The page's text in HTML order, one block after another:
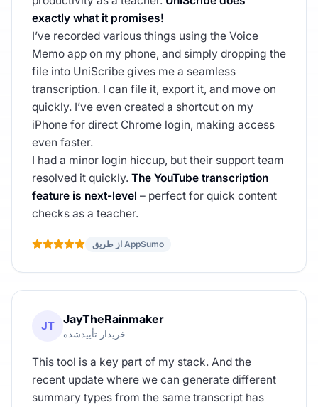
exactly what it promises!
I’ve recorded various things using the Voice
Memo app on my phone, and simply dropping the
file into UniScribe gives me a seamless
transcription. I can file it, export it, and move on
quickly. I’ve even created a shortcut on my
iPhone for direct Chrome login, making access
even faster.
I had a minor login hiccup, but their support team
resolved it quickly. The YouTube transcription
feature is next-level – perfect for quick content
checks as a teacher.
از طریق AppSumo
JT JayTheRainmaker
خریدار تأییدشده
This tool is a key part of my stack. And the
recent update where we can generate different
summary types from the same transcript has